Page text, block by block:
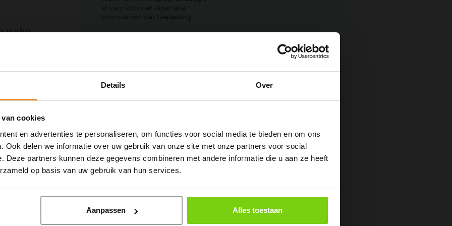
Details Over
cookies
en advertenties te personaliseren, om functies voor social media te bieden en om ons
Ook delen we informatie over uw gebruik van onze site met onze partners voor social
Deze partners kunnen deze gegevens combineren met andere informatie die u aan ze heeft
op basis van uw gebruik van hun services.
Aanpassen Alles toestaan
vader
en
Privacy Policy en Algemene
voorwaarden van toepassing.